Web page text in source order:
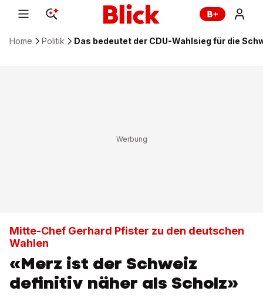
Home Politik Das bedeutet der CDU-Wahlsieg für die
Mitte-Chef Gerhard Pfister zu den deutschen
Wahlen
«Merz ist der Schweiz
definitiv näher als Scholz»